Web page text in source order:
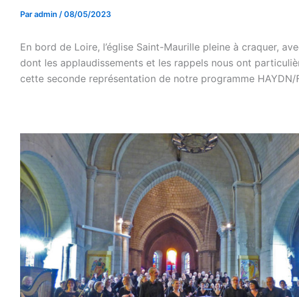
Paradmin /08/05/2023
En bord de Loire, l’église Saint-Maurille pleine à craquer,
dont les applaudissements et les rappels nous ont
cette seconde représentation de notre programme HAYDN/